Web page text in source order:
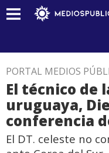
PORTAL MEDIOS
El técnico de
uruguaya,
conferencia
El DT. celeste no